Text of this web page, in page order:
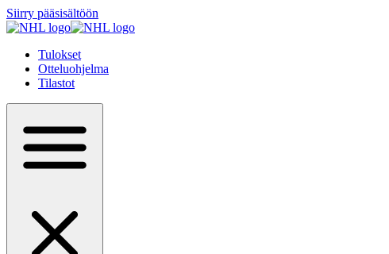
Siirry pääsisältöön
Tulokset
Otteluohjelma
Tilastot